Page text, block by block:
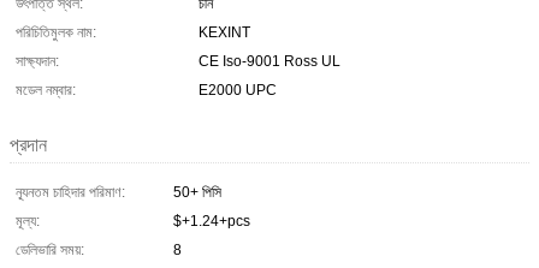
উৎপত্তি স্থল:
চীন
পরিচিতিমুলক নাম:
KEXINT
সাক্ষ্যদান:
CE Iso-9001 Ross UL
মডেল নম্বার:
E2000 UPC
প্রদান
ন্যূনতম চাহিদার পরিমাণ:
50+ পিসি
মূল্য:
$+1.24+pcs
ডেলিভারি সময়:
8